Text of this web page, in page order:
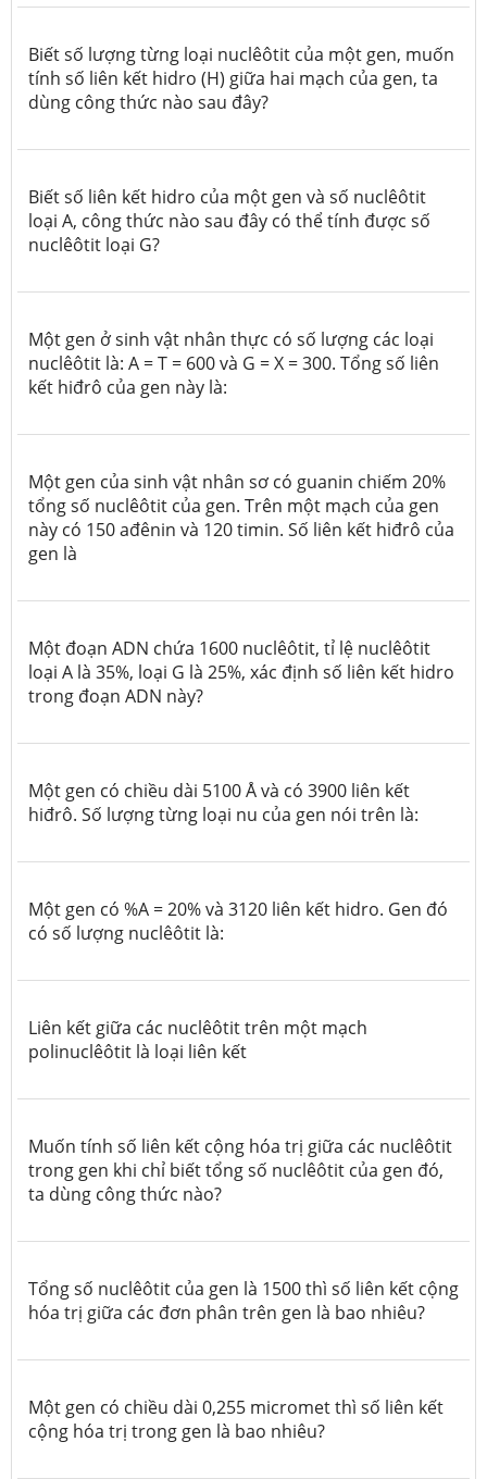
Biết số lượng từng loại nuclêôtit của một gen, muốn
tính số liên kết hidro (H) giữa hai mạch của gen, ta
dùng công thức nào sau đây?
Biết số liên kết hidro của một gen và số nuclêôtit
loại A, công thức nào sau đây có thể tính được số
nuclêôtit loại G?
Một gen ở sinh vật nhân thực có số lượng các loại
nuclêôtit là: A = T = 600 và G = X = 300. Tổng số liên
kết hiđrô của gen này là:
Một gen của sinh vật nhân sơ có guanin chiếm 20%
tổng số nuclêôtit của gen. Trên một mạch của gen
này có 150 ađênin và 120 timin. Số liên kết hiđrô của
gen là
Một đoạn ADN chứa 1600 nuclêôtit, tỉ lệ nuclêôtit
loại A là 35%, loại G là 25%, xác định số liên kết hidro
trong đoạn ADN này?
Một gen có chiều dài 5100 Å và có 3900 liên kết
hiđrô. Số lượng từng loại nu của gen nói trên là:
Một gen có %A = 20% và 3120 liên kết hidro. Gen đó
có số lượng nuclêôtit là:
Liên kết giữa các nuclêôtit trên một mạch
polinuclêôtit là loại liên kết
Muốn tính số liên kết cộng hóa trị giữa các nuclêôtit
trong gen khi chỉ biết tổng số nuclêôtit của gen đó,
ta dùng công thức nào?
Tổng số nuclêôtit của gen là 1500 thì số liên kết cộng
hóa trị giữa các đơn phân trên gen là bao nhiêu?
Một gen có chiều dài 0,255 micromet thì số liên kết
cộng hóa trị trong gen là bao nhiêu?